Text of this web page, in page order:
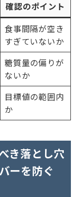
確認のポイント
食事間隔が空き
すぎていないか
糖質量の偏りが
ないか
目標値の範囲内
か
き落とし穴
ーを防ぐ